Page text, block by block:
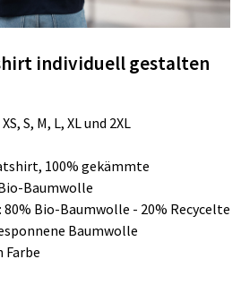
individuell gestalten
S, M, L, XL und 2XL
100% gekämmte
Baumwolle
Bio-Baumwolle - 20% Recycelte
Baumwolle
Farbe